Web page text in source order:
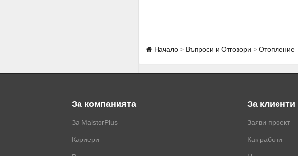
Начало Въпроси и Отговори Отопление
За компанията
За MaistorPlus
Кариери
За клиенти
Заяви проект
Как работи